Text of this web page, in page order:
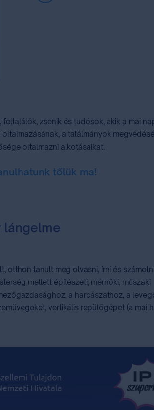
zsenik és tudósok, akik a mai
a találmányok
oltalmazni alkotásaikat.
tőlük ma!
lángelme
otthon tanult meg olvasni, írni és
mellett építészeti, mérnöki, műszaki
a harcászathoz, a
vertikális repülőgépet (a mai